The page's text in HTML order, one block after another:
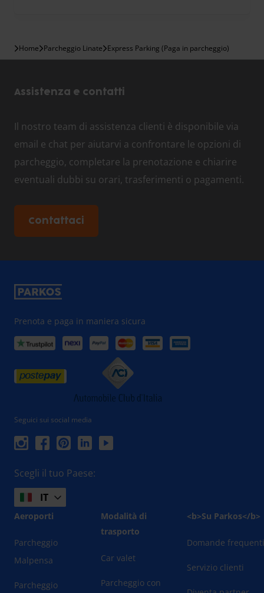
Home Parcheggio Linate Express Parking (Paga in parcheggio)
Assistenza e contatti
Il nostro team di assistenza clienti è disponibile via
email e chat per aiutarvi a confrontare le opzioni di
parcheggio, completare la prenotazione e chiarire
eventuali dubbi su orari, trasferimenti o pagamenti.
Contattaci
Prenota e paga in maniera sicura
Seguici sui social media
Scegli il tuo Paese:
IT
Aeroporti
Parcheggio
Malpensa
Parcheggio
Modalità di
trasporto
Car valet
Parcheggio con
<b>Su Parkos</b>
Domande
Servizio clienti